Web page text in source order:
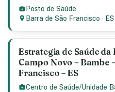
Posto de Saúde
Barra de São Francisco · ES
Estrategia de Saúde da
Campo Novo – Bambe
Francisco – ES
Centro de Saúde/Unidade